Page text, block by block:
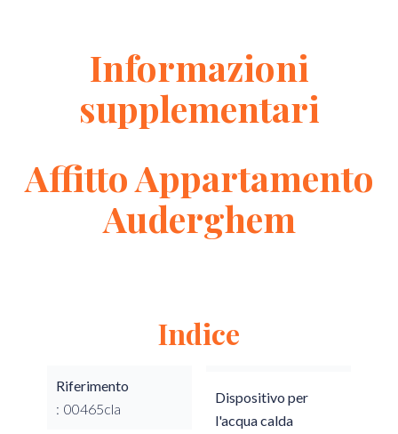
Informazioni
supplementari
Affitto Appartamento
Auderghem
Indice
Riferimento
00465cla
Dispositivo per
l'acqua calda